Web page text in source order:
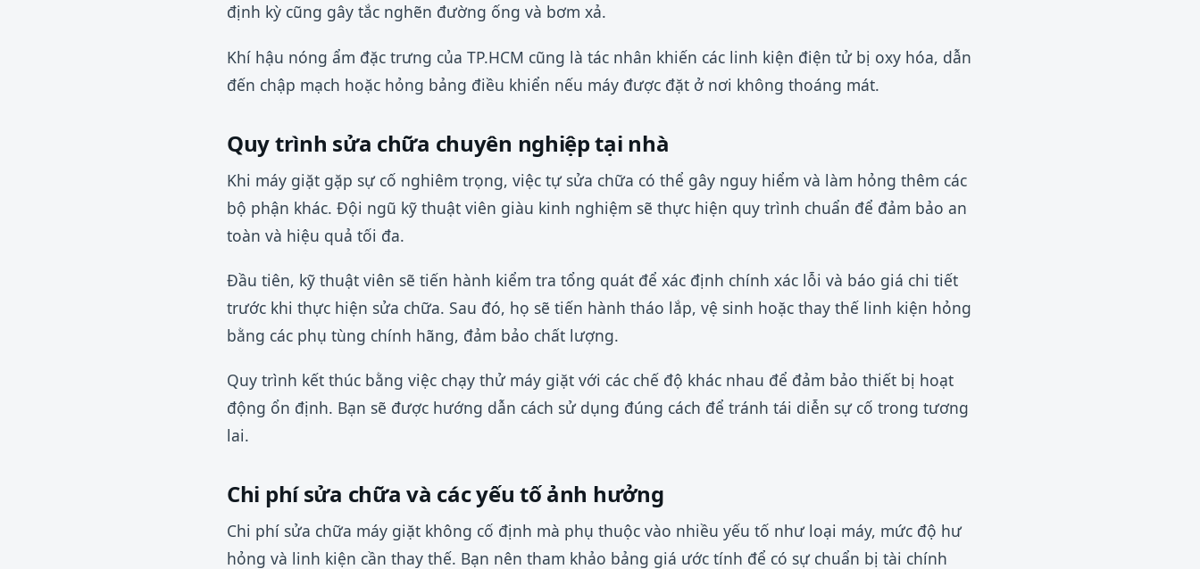
định kỳ cũng gây tắc nghẽn đường ống và bơm xả.
Khí hậu nóng ẩm đặc trưng của TP.HCM cũng là tác nhân khiến các linh kiện điện tử bị oxy hóa, dẫn
đến chập mạch hoặc hỏng bảng điều khiển nếu máy được đặt ở nơi không thoáng mát.
Quy trình sửa chữa chuyên nghiệp tại nhà
Khi máy giặt gặp sự cố nghiêm trọng, việc tự sửa chữa có thể gây nguy hiểm và làm hỏng thêm các
bộ phận khác. Đội ngũ kỹ thuật viên giàu kinh nghiệm sẽ thực hiện quy trình chuẩn để đảm bảo an
toàn và hiệu quả tối đa.
Đầu tiên, kỹ thuật viên sẽ tiến hành kiểm tra tổng quát để xác định chính xác lỗi và báo giá chi tiết
trước khi thực hiện sửa chữa. Sau đó, họ sẽ tiến hành tháo lắp, vệ sinh hoặc thay thế linh kiện hỏng
bằng các phụ tùng chính hãng, đảm bảo chất lượng.
Quy trình kết thúc bằng việc chạy thử máy giặt với các chế độ khác nhau để đảm bảo thiết bị hoạt
động ổn định. Bạn sẽ được hướng dẫn cách sử dụng đúng cách để tránh tái diễn sự cố trong tương
lai.
Chi phí sửa chữa và các yếu tố ảnh hưởng
Chi phí sửa chữa máy giặt không cố định mà phụ thuộc vào nhiều yếu tố như loại máy, mức độ hư
hỏng và linh kiện cần thay thế. Bạn nên tham khảo bảng giá ước tính để có sự chuẩn bị tài chính